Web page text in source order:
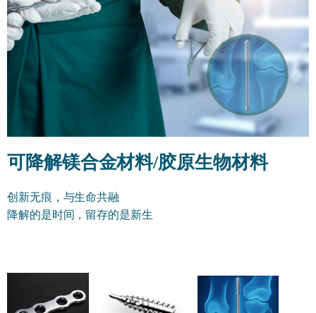
可降解镁合金材料/胶原生物材料
创新无痕，与生命共融
降解的是时间，留存的是新生